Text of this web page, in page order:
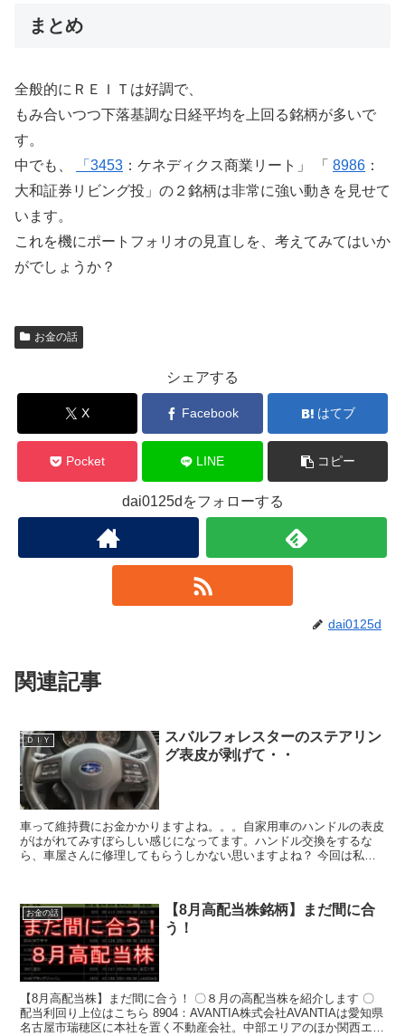
まとめ
全般的にＲＥＩＴは好調で、
もみ合いつつ下落基調な日経平均を上回る銘柄が多いで
す。
中でも、
「3453 ：ケネディクス商業リート」 「 8986 ：
大和証券リビング投」の２銘柄は非常に強い動きを見せて
います。
これを機にポートフォリオの見直しを、考えてみてはいか
がでしょうか？
お金の話
シェアする
X Facebook はてブ
Pocket LINE コピー
dai0125dをフォローする
dai0125d
関連記事
ＤＩＹ
スバルフォレスターのステアリン
グ表皮が剥げて・・
車って維持費にお金かかりますよね。。。自家用車のハンドルの表皮
がはがれてみすぼらしい感じになってます。ハンドル交換をするな
ら、車屋さんに修理してもらうしかない思いますよね？ 今回は私が
お金の話
【8月高配当株銘柄】まだ間に合
う！
【8月高配当株】まだ間に合う！ 〇８月の高配当株を紹介します 〇
配当利回り上位はこちら ​8904：AVANTIA株式会社AVANTIAは愛知県
名古屋市瑞穂区に本社を置く不動産会社。中部エリアのほか関西エリ